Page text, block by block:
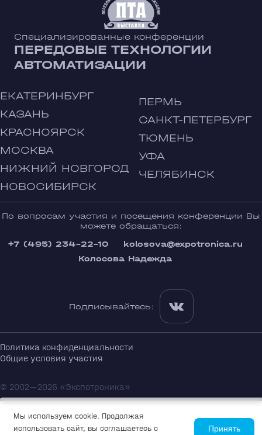
Специализированные конференции
ПЕРЕДОВЫЕ ТЕХНОЛОГИИ
АВТОМАТИЗАЦИИ
ЕКАТЕРИНБУРГ
КАЗАНЬ
КРАСНОЯРСК
МОСКВА
НИЖНИЙ НОВГОРОД
НОВОСИБИРСК
ПЕРМЬ
САНКТ-ПЕТЕРБУРГ
ТЮМЕНЬ
УФА
ЧЕЛЯБИНСК
По вопросам участия и посещения конференции Вы
можете обращаться:
+7 (495) 234-22-10
kolosova@expotronica.ru
Колосова Надежда
Подписывайтесь:
Политика конфиденциальности
Общие условия участия
© 2002—2026 «Экспотроника»
Мы используем cookie. Продолжая
использовать сайт, вы соглашаетесь с
Принять